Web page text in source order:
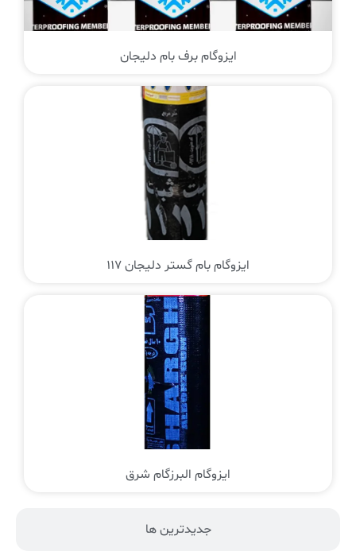
جدیدترین ها
ایزوگام برف بام دلیجان
ایزوگام بام گستر دلیجان 117
ایزوگام البرزگام شرق